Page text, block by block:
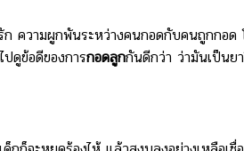
ก ความผูกพันระหว่างคนกอดกับคนถูกกอด
ดูข้อดีของการกอดลูกกันดีกว่า ว่ามันเป็นย